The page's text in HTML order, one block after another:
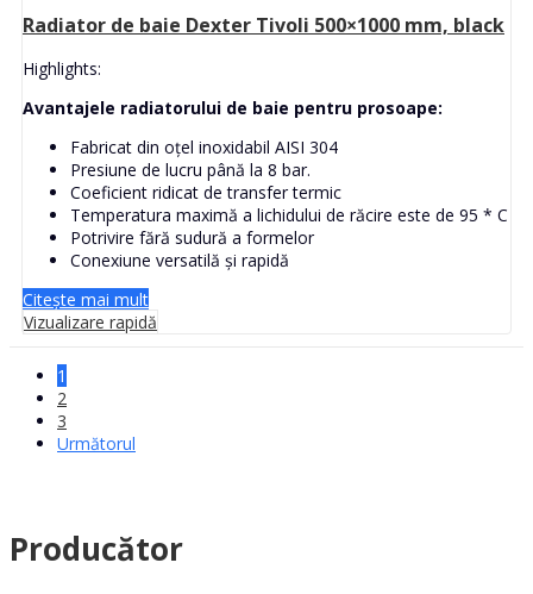
Radiator de baie Dexter Tivoli 500×1000 mm, black
Highlights:
Avantajele radiatorului de baie pentru prosoape:
Fabricat din oțel inoxidabil AISI 304
Presiune de lucru până la 8 bar.
Coeficient ridicat de transfer termic
Temperatura maximă a lichidului de răcire este de 95 * C
Potrivire fără sudură a formelor
Conexiune versatilă și rapidă
Citește mai mult
Vizualizare rapidă
1
2
3
Următorul
Producător